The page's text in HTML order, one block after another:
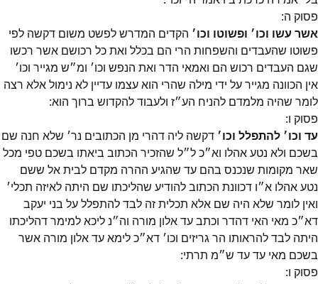
פסוק ה:
אשר עשו וכו׳ ופשוטו וכו׳ הקדים המדרש לפשט משום דקשה לפי
פשוטו שהעבדים והשפחות הרי הם בכלל ואת כל רכושם אשר רכשו
שגם העבדים רכוש הם ואמאי הדר ואת הנפש וכו׳ ומ״ש מגייר וכו׳
אין הכוונה מגייר על ידי מילה שהרי הוא עצמו עדיין לא נימול אלא רצה
לומר שהיה מלמדם להניח הע״ז ולעבוד להקדוש ברוך הוא:
פסוק ו:
עד וכו׳ להתפלל וכו׳ דקשה ליה דהרי מן הכתובים נר׳ שלא חנה שם
בשכם ולא נטע אהלו וא״כ ל״ל שהזכיר הכתוב ביאתו בשכם טפי מכל
שאר מקומות שנכנס בהם עד שהגיע ההרה מקדם לבית אל ששם
נטע אהלו א״ו דכוונת הכתוב להודיע שהליכתו שם היתה לאיזה תכלי׳
ואין לומר שלא היה שם אלא תכלית זה לבד להתפלל על בני יעקב
דא״כ מאי האי דהדר וכתב עד אלון מורה וה״נ ליכא למימר דהליכתו
היתה לבד להראותו הר גריזים וכו׳ דא״כ לימא עד אלון מורה אשר
בשכם מאי עד עד ש״מ תרתי:
פסוק ו: